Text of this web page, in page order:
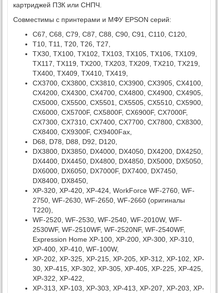
картриджей ПЗК или СНПЧ.
Совместимы с принтерами и МФУ EPSON серий:
C67, C68, C79, C87, C88, C90, C91, C110, C120,
T10, T11, T20, T26, T27,
TX30, TX100, TX102, TX103, TX105, TX106, TX109,
TX117, TX119, TX200, TX203, TX209, TX210, TX219,
TX400, TX409, TX410, TX419,
CX3700, CX3800, CX3810, CX3900, CX3905, CX4100,
CX4200, CX4300, CX4700, CX4800, CX4900, CX4905,
CX5000, CX5500, CX5501, CX5505, CX5510, CX5900,
CX6000, CX5700F, CX5800F, CX6900F, CX7000F,
CX7300, CX7310, CX7400, CX7700, CX7800, CX8300,
CX8400, CX9300F, CX9400Fax,
D68, D78, D88, D92, D120,
DX3800, DX3850, DX4000, DX4050, DX4200, DX4250,
DX4400, DX4450, DX4800, DX4850, DX5000, DX5050,
DX6000, DX6050, DX7000F, DX7400, DX7450,
DX8400, DX8450,
XP-320, XP-420, XP-424, WorkForce WF-2760, WF-
2750, WF-2630, WF-2650, WF-2660 (оригиналы
T220),
WF-2520, WF-2530, WF-2540, WF-2010W, WF-
2530WF, WF-2510WF, WF-2520NF, WF-2540WF,
Expression Home XP-100, XP-200, XP-300, XP-310,
XP-400, XP-410, WF-100W,
XP-202, XP-325, XP-215, XP-205, XP-312, XP-102, XP-
30, XP-415, XP-302, XP-305, XP-405, XP-225, XP-425,
XP-322, XP-422,
XP-313, XP-103, XP-303, XP-413, XP-207, XP-203, XP-